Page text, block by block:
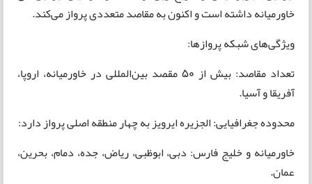
خاورمیانه داشته است و اکنون به مقاصد متعددی پرواز می‌کند.
ویژگی‌های شبکه پروازها:
تعداد مقاصد: بیش از 50 مقصد بین‌المللی در خاورمیانه، اروپا،
آفریقا و آسیا.
محدوده جغرافیایی: الجزیره ایرویز به چهار منطقه اصلی پرواز دارد:
خاورمیانه و خلیج فارس: دبی، ابوظبی، ریاض، جده، دمام، بحرین،
عمان.